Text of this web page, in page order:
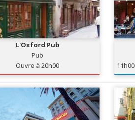
L'Oxford Pub
Pub
Ouvre à 20h00
11h00